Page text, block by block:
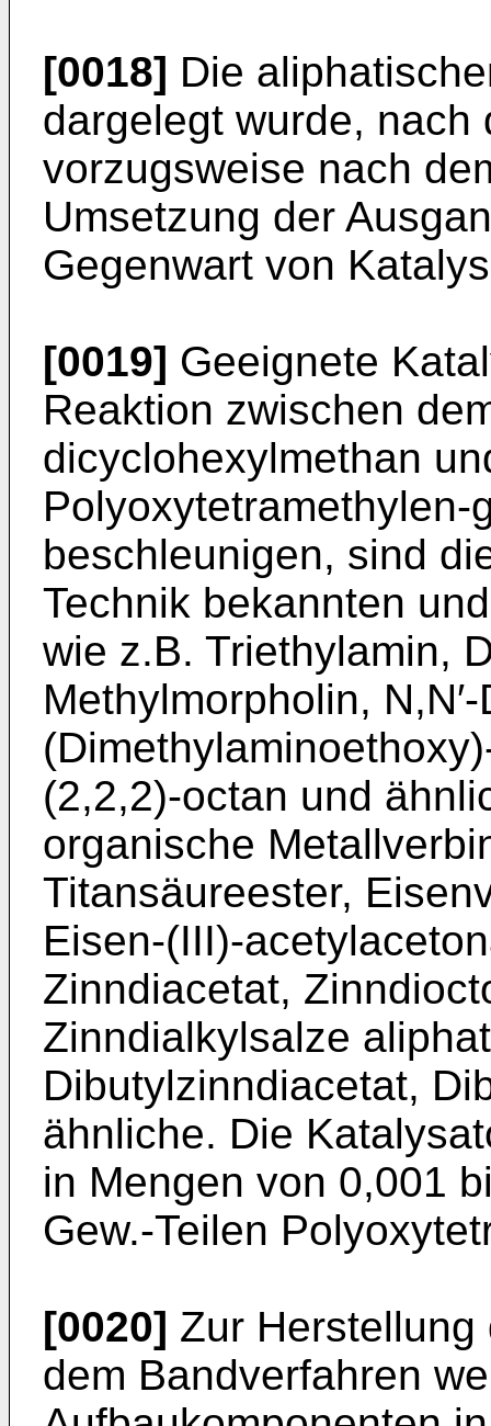
[0018] Die
dargelegt wurde, nach
vorzugsweise nach
Umsetzung der
Gegenwart von
[0019] Geeignete
Reaktion zwischen
dicyclohexylmethan
beschleunigen, sind
Technik bekannten
wie z.B. Triethylamin,
Methylmorpholin,
(2,2,2)-octan und
organische
Titansäureester,
Eisen-(III)-
Zinndiacetat,
Zinndialkylsalze
Dibutylzinndiacetat,
ähnliche. Die
in Mengen von 0,001
Gew.-Teilen
[0020] Zur
dem Bandverfahren